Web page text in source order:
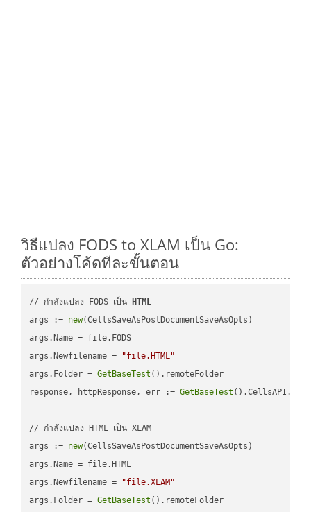
วิธีแปลง FODS to XLAM เป็น Go:
ตัวอย่างโค้ดทีละขั้นตอน
// กำลังแปลง FODS เป็น
HTML
args := new(CellsSaveAsPostDocumentSaveAsOpts)
args.Name = file.FODS
args.Newfilename =
"file.HTML"
args.Folder = GetBaseTest ().remoteFolder
response, httpResponse, err := GetBaseTest ().CellsAPI.
// กำลังแปลง HTML เป็น XLAM
args := new(CellsSaveAsPostDocumentSaveAsOpts)
args.Name = file.HTML
args.Newfilename =
"file.XLAM"
args.Folder = GetBaseTest ().remoteFolder